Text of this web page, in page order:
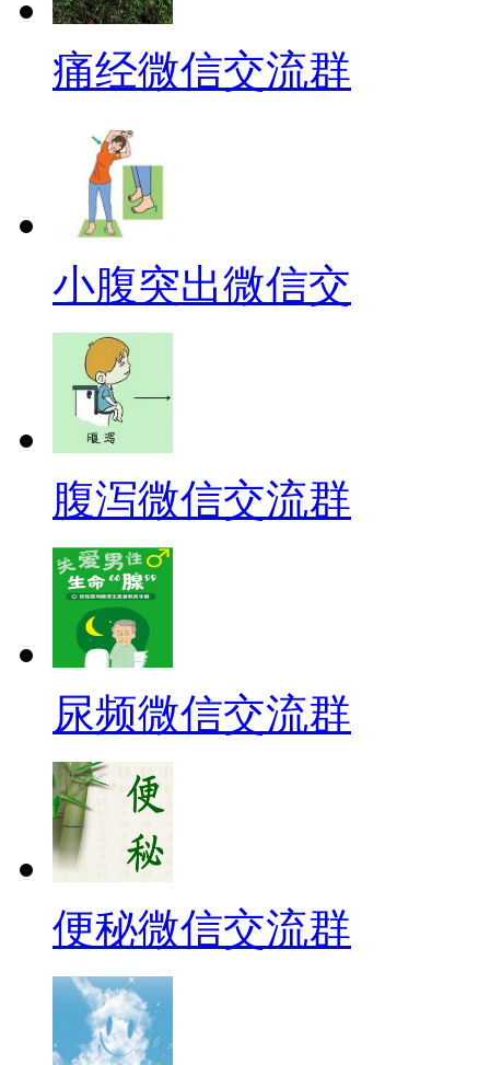
痛经微信交流群
小腹突出微信交
腹泻微信交流群
尿频微信交流群
便秘微信交流群